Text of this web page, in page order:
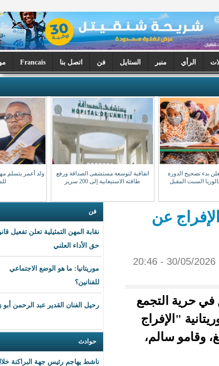
الستايل فن اتصل بنا Francais موريتانيا اليوم
اتفاقية لتوسعة مستشفى الصداقة ورفع
طاقته الاستيعابية إلى 200 سرير
ولد أعمر يتسلم مهامه نقيبا للهيئة الوطنية
نقابة المهن التمثيلية تعلن تفعيل قانون
موريتانيا: ما هو الوضع الاجتماعي
رحيل الفنان القدير عبد الرحمن أبو زهرة
حوادث
ناشط يهاجم رئيس جهة البراكنة خلال